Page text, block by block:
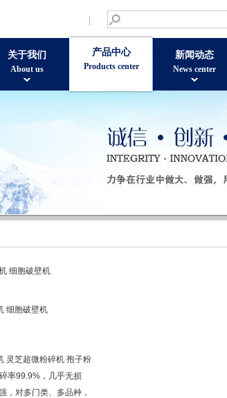
关于我们
About us
产品中心
Products center
新闻动态
News center
细胞破壁机
细胞破壁机
灵芝超微粉碎机 孢子粉
率99.9%，几乎无损
，对多门类、多品种，